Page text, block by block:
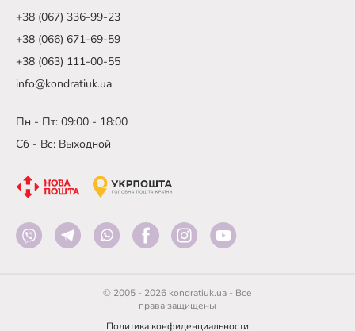
+38 (067) 336-99-23
+38 (066) 671-69-59
+38 (063) 111-00-55
info@kondratiuk.ua
Пн - Пт: 09:00 - 18:00
Сб - Вс: Выходной
© 2005 - 2026 kondratiuk.ua - Все
права защищены
Политика конфиденциальности